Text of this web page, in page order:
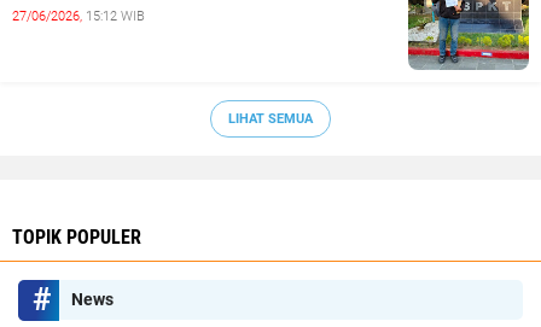
27/06/2026, 15:12 WIB
LIHAT SEMUA
TOPIK POPULER
News